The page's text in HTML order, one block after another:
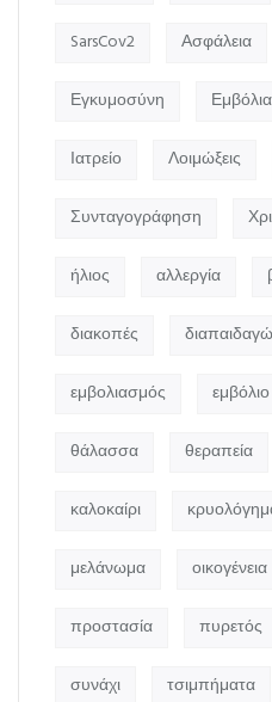
SarsCov2 Ασφάλεια
Εγκυμοσύνη Εμβόλια
Ιατρείο Λοιμώξεις
Συνταγογράφηση
ήλιος αλλεργία
διακοπές
εμβολιασμός εμβόλιο
θάλασσα θεραπεία
καλοκαίρι
μελάνωμα οικογένεια
προστασία πυρετός
συνάχι τσιμπήματα